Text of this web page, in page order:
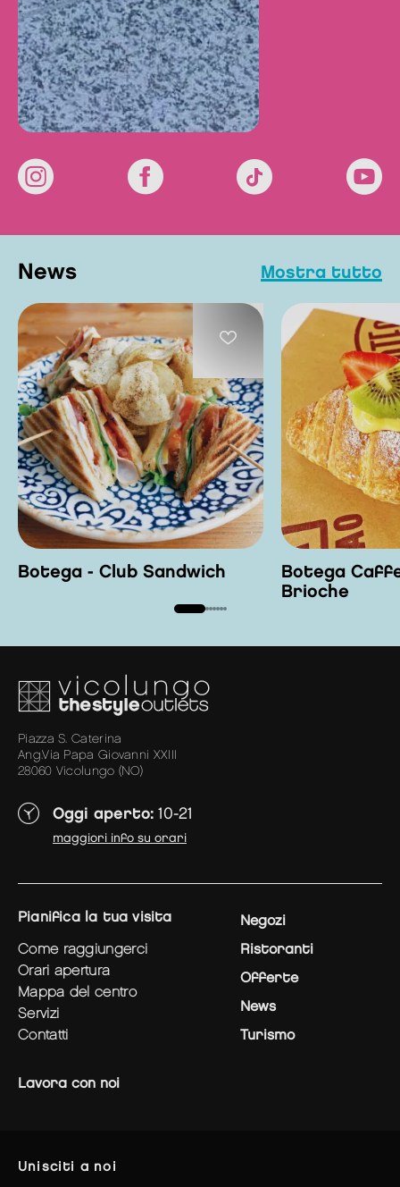
news mostra tutto
Botega - Club Sandwich
Botega
Brioche
Piazza S. Caterina
Ang.Via Papa Giovanni XXIII
28060 Vicolungo (NO)
Oggi aperto: 10-21
maggiori info su orari
pianifica la tua visita
come raggiungerci
orari apertura
mappa del centro
servizi
contatti
Negozi
Ristoranti
Offerte
News
Turismo
Lavora con noi
unisciti a noi